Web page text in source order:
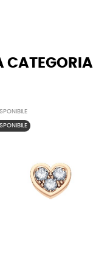
CATEGORIA